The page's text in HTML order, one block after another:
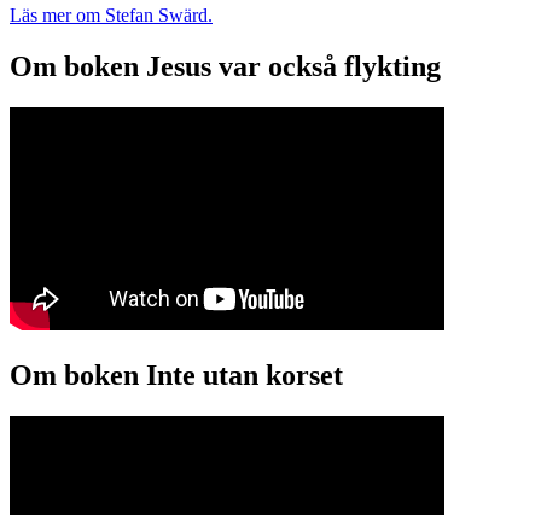
Läs mer om Stefan Swärd.
Om boken Jesus var också flykting
Om boken Inte utan korset